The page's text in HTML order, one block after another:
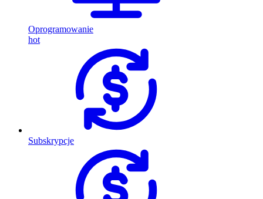
Oprogramowanie
hot
Subskrypcje